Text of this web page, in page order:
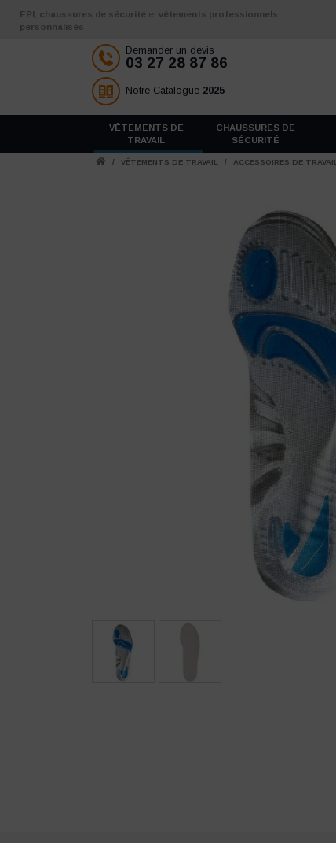
Aller au contenu
EPI chaussures de sécurité et vêtements professionnels
personnalisés
Demander un devis
03 27 28 87 86
Notre Catalogue 2025
VÊTEMENTS DE
TRAVAIL
CHAUSSURES DE
SÉCURITÉ
/ VÊTEMENTS DE TRAVAIL / ACCESSOIRES DE TRAVAIL